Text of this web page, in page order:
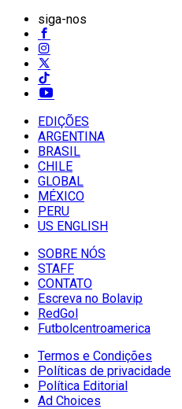
siga-nos
EDIÇÕES
ARGENTINA
BRASIL
CHILE
GLOBAL
MÉXICO
PERU
US ENGLISH
SOBRE NÓS
STAFF
CONTATO
Escreva no Bolavip
RedGol
Futbolcentroamerica
Termos e Condições
Políticas de privacidade
Política Editorial
Ad Choices